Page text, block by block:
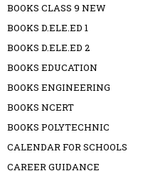
BOOKS CLASS 9 NEW
BOOKS D.ELE.ED 1
BOOKS D.ELE.ED 2
BOOKS EDUCATION
BOOKS ENGINEERING
BOOKS NCERT
BOOKS POLYTECHNIC
CALENDAR FOR SCHOOLS
CAREER GUIDANCE